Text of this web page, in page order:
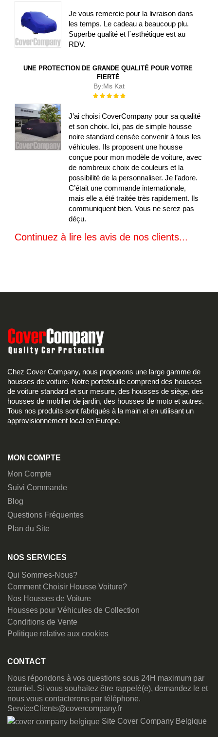
Je vous remercie pour la livraison dans
les temps. Le cadeau a beaucoup plu.
Superbe qualité et l´esthétique est au
RDV.
UNE PROTECTION DE GRANDE QUALITÉ POUR VOTRE
FIERTÉ
By:Ms Kat
Évaluation :
J’ai choisi CoverCompany pour sa qualité
et son choix. Ici, pas de simple housse
noire standard censée convenir à tous les
véhicules. Ils proposent une housse
conçue pour mon modèle de voiture, avec
de nombreux choix de couleurs et la
possibilité de la personnaliser. Je l’adore.
C’était une commande internationale,
mais elle a été traitée très rapidement. Ils
communiquent bien. Vous ne serez pas
déçu.
Continuez à lire les avis de nos clients...
Chez Cover Company, nous proposons une large gamme de
housses de voiture. Notre portefeuille comprend des housses
de voiture standard et sur mesure, des housses de siège, des
housses de mobilier de jardin, des housses de moto et autres.
Tous nos produits sont fabriqués à la main et en utilisant un
approvisionnement local en Europe.
MON COMPTE
Mon Compte
Suivi Commande
Blog
Questions Fréquentes
Plan du Site
NOS SERVICES
Qui Sommes-Nous?
Comment Choisir Housse Voiture?
Nos Housses de Voiture
Housses pour Véhicules de Collection
Conditions de Vente
Politique relative aux cookies
CONTACT
Nous répondons à vos questions sous 24H maximum par
courriel. Si vous souhaitez être rappelé(e), demandez le et
nous vous contacterons par téléphone.
ServiceClients@covercompany.fr
Site Cover Company Belgique